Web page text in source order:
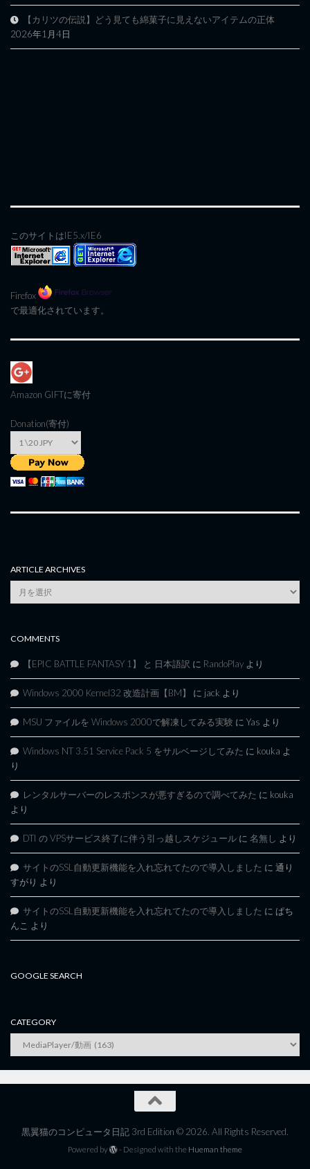
【カリツの伝説】どう見ても綿菓子に見えないアイテムの正体
2026年1月4日
このサイトはIE5.x/IE6
Firefox
で最適化されています。
Amazon GIFTに寄付
Donation(寄付)
ARTICLE ARCHIVES
Article
Archives
COMMENTS
【EPIC BATTLE FANTASY 1】 と 日本語訳 に RandoPlay より
Windows 2000 Kernel32 改造計画【BM】 に jack より
MSU ファイルを Windows 2000で解凍してみる実験 に Yas より
Windows NT 3.51 Service Pack 5 をサルベージしてみた に kouka よ
り
レンタルサーバーのレスポンスが悪すぎるので調べてみた に kouka
より
DTI の VPSサービス終了に伴う引っ越しスケジュール に 名無し より
サイトのSSL自動更新機能を入れ忘れてたので導入しました に 通り
すがり より
サイトのSSL自動更新機能を入れ忘れてたので導入しました に ぱち
んこ より
GOOGLE SEARCH
CATEGORY
category
黒翼猫のコンピュータ日記 3rd Edition © 2026. All Rights Reserved.
Powered by - Designed with the Hueman theme